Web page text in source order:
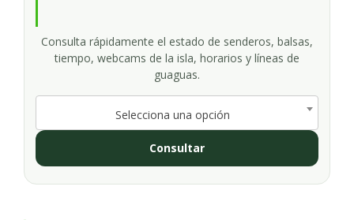
Consulta rápidamente el estado de senderos, balsas,
tiempo, webcams de la isla, horarios y líneas de
guaguas.
Selecciona una opción
Consultar